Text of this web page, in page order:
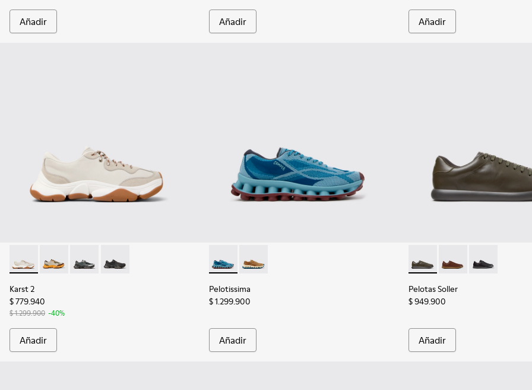
Añadir Añadir Añadir
Karst 2 - K101068-002 - Sneakers multicolores de piel y nobuk para hombre.
Karst 2 - K101068-012
Karst 2 - K101068-005
Karst 2 - K101068-001 - Sneakers multicolores de piel y nobuk para hombre.
Karst 2
$ 779.940
$ 1.299.900 -40%
Añadir
Pelotissima - K101109-011 - Zapatillas azules de materiales técnicos
Pelotissima - K101109-007 - Zapatillas marrones de materiales
Pelotissima
$ 1.299.900
Añadir
Pelotas Soller - K101003-
Pelotas Soller -
Pelotas Soller
Pelotas Soller
$ 949.900
Añadir